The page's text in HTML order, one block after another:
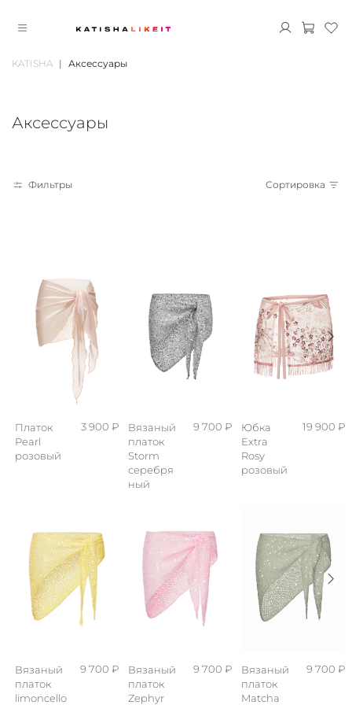
KATISHA Аксессуары
Аксессуары
Фильтры Сортировка
Платок
Pearl
розовый
3 900 ₽
Вязаный
платок
Storm
серебря
ный
9 700 ₽
Юбка
Extra
Rosy
розовый
19 900 ₽
Вязаный
платок
limoncello
9 700 ₽
Вязаный
платок
Zephyr
9 700 ₽
Вязаный
платок
Matcha
9 700 ₽